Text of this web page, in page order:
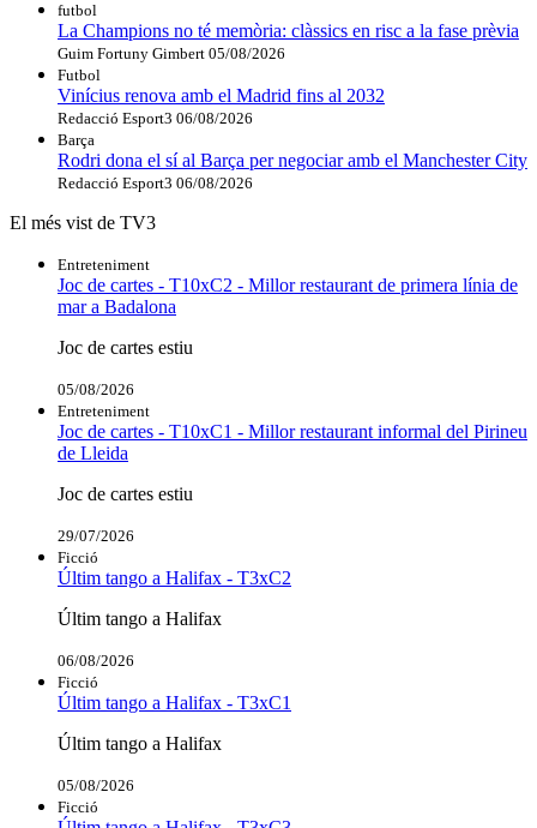
futbol
La Champions no té memòria: clàssics en risc a la fase prèvia
Guim Fortuny Gimbert 05/08/2026
Futbol
Vinícius renova amb el Madrid fins al 2032
Redacció Esport3 06/08/2026
Barça
Rodri dona el sí al Barça per negociar amb el Manchester City
Redacció Esport3 06/08/2026
El més vist de TV3
Entreteniment
Joc de cartes - T10xC2 - Millor restaurant de primera línia de
mar a Badalona
Joc de cartes estiu
05/08/2026
Entreteniment
Joc de cartes - T10xC1 - Millor restaurant informal del Pirineu
de Lleida
Joc de cartes estiu
29/07/2026
Ficció
Últim tango a Halifax - T3xC2
Últim tango a Halifax
06/08/2026
Ficció
Últim tango a Halifax - T3xC1
Últim tango a Halifax
05/08/2026
Ficció